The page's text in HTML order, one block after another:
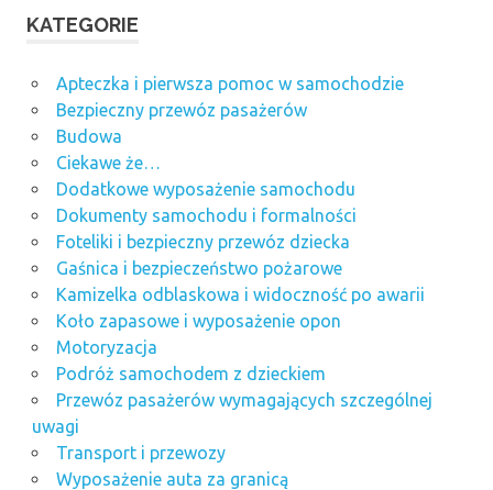
KATEGORIE
Apteczka i pierwsza pomoc w samochodzie
Bezpieczny przewóz pasażerów
Budowa
Ciekawe że…
Dodatkowe wyposażenie samochodu
Dokumenty samochodu i formalności
Foteliki i bezpieczny przewóz dziecka
Gaśnica i bezpieczeństwo pożarowe
Kamizelka odblaskowa i widoczność po awarii
Koło zapasowe i wyposażenie opon
Motoryzacja
Podróż samochodem z dzieckiem
Przewóz pasażerów wymagających szczególnej
uwagi
Transport i przewozy
Wyposażenie auta za granicą